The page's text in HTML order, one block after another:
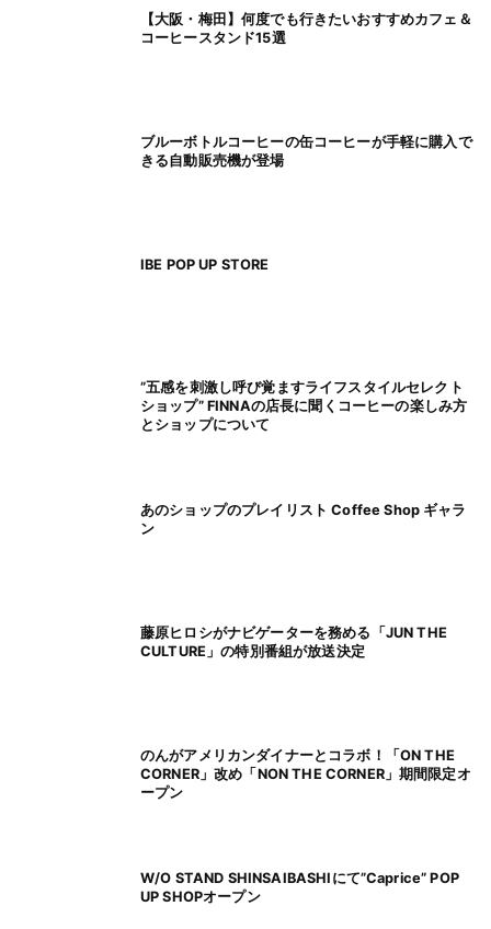
【大阪・梅田】何度でも行きたいおすすめカフェ＆
コーヒースタンド15選
ブルーボトルコーヒーの缶コーヒーが手軽に購入で
きる自動販売機が登場
IBE POP UP STORE
”五感を刺激し呼び覚ますライフスタイルセレクト
ショップ” FINNAの店長に聞くコーヒーの楽しみ方
とショップについて
あのショップのプレイリスト Coffee Shop ギャラ
ン
藤原ヒロシがナビゲーターを務める「JUN THE
CULTURE」の特別番組が放送決定
のんがアメリカンダイナーとコラボ！「ON THE
CORNER」改め「NON THE CORNER」期間限定オ
ープン
W/O STAND SHINSAIBASHIにて”Caprice” POP
UP SHOPオープン